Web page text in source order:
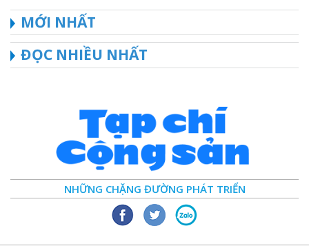
MỚI NHẤT
ĐỌC NHIỀU NHẤT
NHỮNG CHẶNG ĐƯỜNG PHÁT TRIỂN